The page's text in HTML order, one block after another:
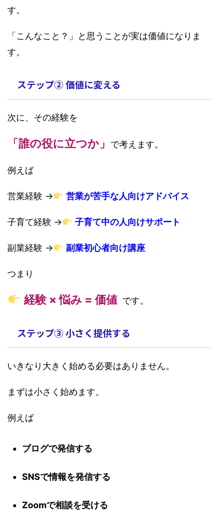
す。
「こんなこと？」と思うことが実は価値になりま
す。
ステップ② 価値に変える
次に、その経験を
「誰の役に立つか」 で考えます。
例えば
営業経験 → 営業が苦手な人向けアドバイス
子育て経験 → 子育て中の人向けサポート
副業経験 → 副業初心者向け講座
つまり
経験 × 悩み = 価値 です。
ステップ③ 小さく提供する
いきなり大きく始める必要はありません。
まずは小さく始めます。
例えば
ブログで発信する
SNSで情報を発信する
Zoomで相談を受ける